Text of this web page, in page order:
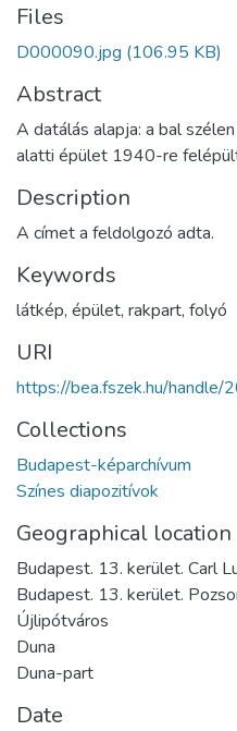
Files
D000090.jpg (106.95 KB)
Abstract
A datálás alapja: a bal
alatti épület 1940-re
Description
A címet a feldolgozó adta.
Keywords
látkép, épület, rakpart, folyó
URI
https://bea.fszek.hu/
Collections
Budapest-képarchívum
Színes diapozitívok
Geographical location
Budapest. 13. kerület. Carl
Budapest. 13. kerület.
Újlipótváros
Duna
Duna-part
Date